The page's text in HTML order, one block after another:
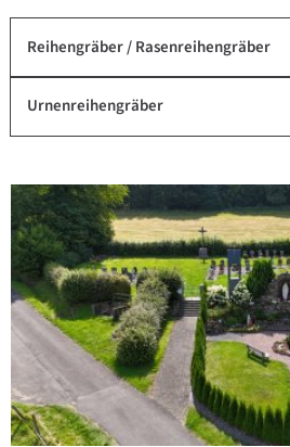
Reihengräber / Rasenreihengräber
Urnenreihengräber